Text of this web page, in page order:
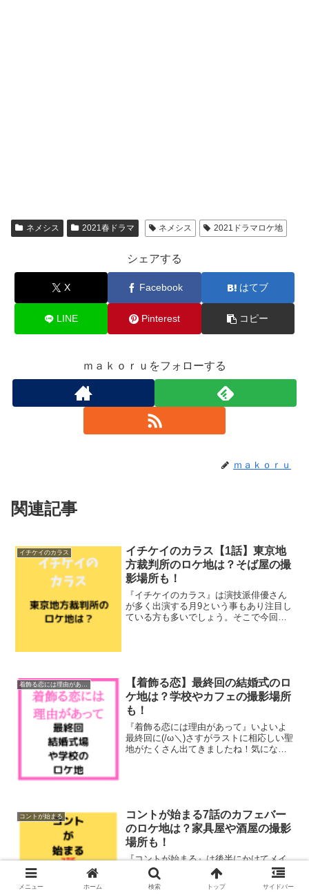
ネメシス 2021春ドラマ ネメシス 2021ドラマロケ地
シェアする
X Facebook はてブ
LINE Pinterest コピー
ｍａｋｏｒｕをフォローする
ｍａｋｏｒｕ
関連記事
イチケイのカラス
イチケイのカラス【1話】東京地
方裁判所のロケ地は？そば屋の撮
影場所も！
『イチケイのカラス』は演技派俳優さん
が多く出演する月9という事もあり注目し
ている方も多いでしょう。そこで今回は1
【着飾る恋】最終回の結婚式のロ
ケ地は？学校やカフェの撮影場所
も！
『着飾る恋には理由があって』いよいよ
最終回に(/ω＼)さすがラストに相応しい聖
地がたくさん出てきましたね！気になる
コントが始まる
コントが始まる7話のカフェバー
のロケ地は？家具屋や酒屋の撮影
場所も！
『コントが始まる』は後半にかけてメイ
ンキャストの動きも活発になって来て撮
影スポットが気になっている方も多いと
思います。そこで今回は7話で里穂子と奈
メニュー ホーム 検索 トップ サイドバー